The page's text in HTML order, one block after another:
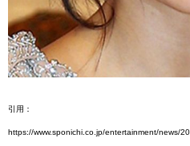
引用：
https://www.sponichi.co.jp/entertainment/news/